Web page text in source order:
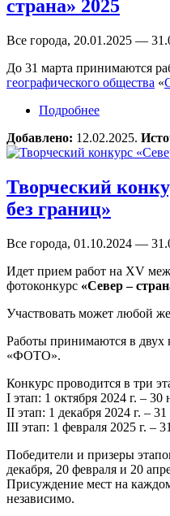
страна» 2025
Все города, 20.01.2025 —
До 31 марта принимаются
географического общества «
Подробнее
Добавлено: 12.02.2025.
Творческий
без границ»
Все города, 01.10.2024 —
Идет прием работ на XV
фотоконкурс «Север –
Участвовать может любой
Работы принимаются в
«ФОТО».
Конкурс проводится в три
I этап: 1 октября 2024 г. – 30
II этап: 1 декабря 2024 г. – 31
III этап: 1 февраля 2025 г. –
Победители и призеры
декабря, 20 февраля и 20
Присуждение мест на
независимо.